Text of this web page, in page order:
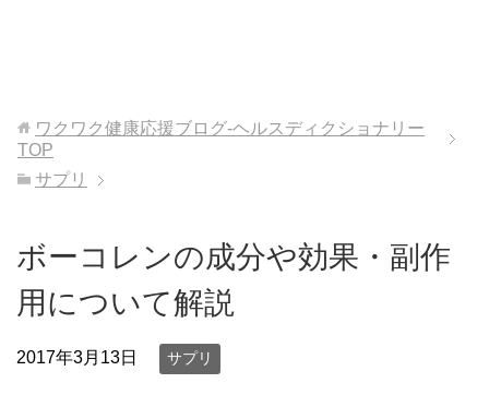
ワクワク健康応援ブログ-ヘルスディクショナリー
TOP
サプリ
ボーコレンの成分や効果・副作
用について解説
2017年3月13日 サプリ